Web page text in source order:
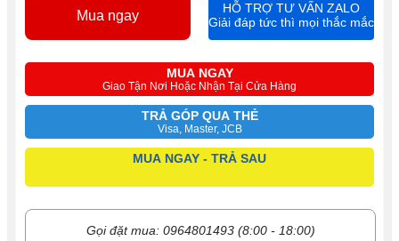
MUA NGAY
Giao Tận Nơi Hoặc Nhận Tại Cửa Hàng
TRẢ GÓP QUA THẺ
Visa, Master, JCB
MUA NGAY - TRẢ SAU
Gọi đặt mua: 0964801493 (8:00 - 18:00)
Mua ngay
HỖ TRỢ TƯ VẤN ZALO
Giải đáp tức thì mọi thắc mắc